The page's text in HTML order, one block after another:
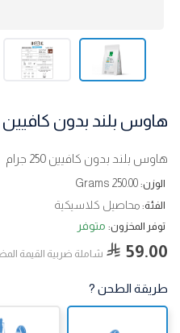
هاوس بلند بدون كافيين 250 جرام
هاوس بلند بدون كافيين 250 جرام
الوزن: 250.00 Grams
الفئة: محاصيل كلاسيكية
توفر المخزون: متوفر
59.00 شاملة ضربية القيمة
طريقة الطحن ?